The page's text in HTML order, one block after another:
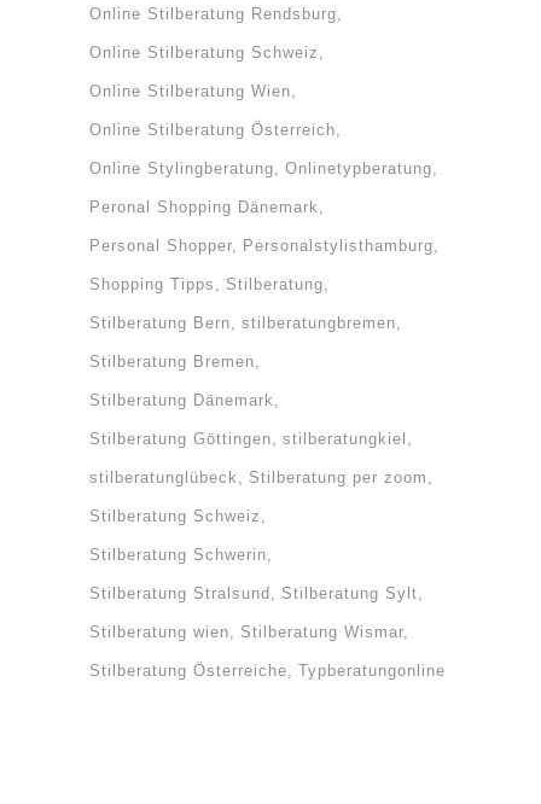
Online Stilberatung Rendsburg
Online Stilberatung Schweiz
Online Stilberatung Wien
Online Stilberatung Österreich
Online Stylingberatung Onlinetypberatung
Peronal Shopping Dänemark
Personal Shopper Personalstylisthamburg
Shopping Tipps Stilberatung
Stilberatung Bern stilberatungbremen
Stilberatung Bremen
Stilberatung Dänemark
Stilberatung Göttingen stilberatungkiel
stilberatunglübeck Stilberatung per zoom
Stilberatung Schweiz
Stilberatung Schwerin
Stilberatung Stralsund Stilberatung Sylt
Stilberatung wien Stilberatung Wismar
Stilberatung Österreiche Typberatungonline